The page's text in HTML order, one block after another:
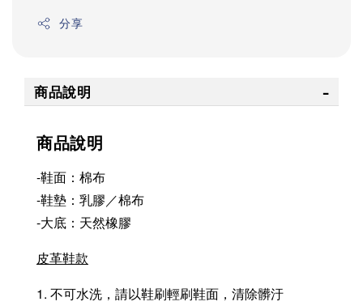
分享
商品說明
商品說明
-鞋面：棉布
-鞋墊：乳膠／棉布
-大底：天然橡膠
皮革鞋款
1. 不可水洗，請以鞋刷輕刷鞋面，清除髒汙